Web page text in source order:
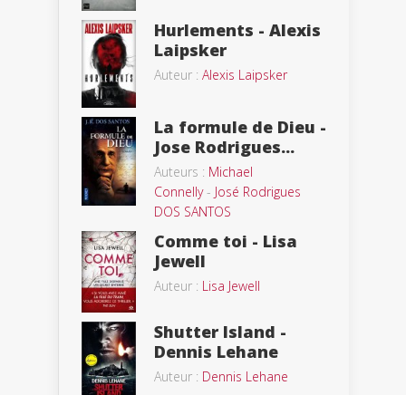
Hurlements - Alexis
Laipsker
Auteur : Alexis Laipsker
La formule de Dieu -
Jose Rodrigues...
Auteurs : Michael
Connelly- José Rodrigues
DOS SANTOS
Comme toi - Lisa
Jewell
Auteur : Lisa Jewell
Shutter Island -
Dennis Lehane
Auteur : Dennis Lehane